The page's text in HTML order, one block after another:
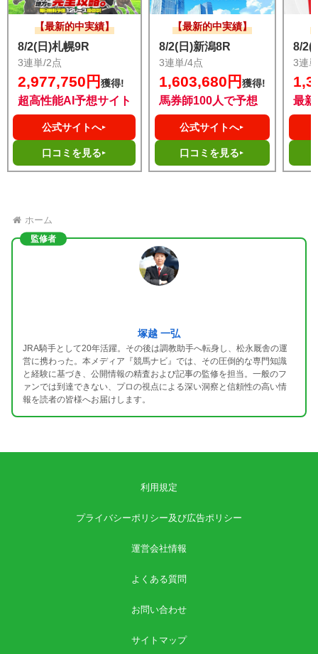
【最新的中実績】
8/2(日)札幌9R
3連単/2点
2,977,750円 獲得!
超高性能AI予想サイト
公式サイトへ
口コミを見る
【最新的中実績】
8/2(日)新潟8R
3連単/4点
1,603,680円 獲得!
馬券師100人で予想
公式サイトへ
口コミを見る
8/2(
3連
最
ホーム
監修者
塚越 一弘
JRA騎手として20年活躍。その後は調教助手へ転身し、松永厩舎の運
営に携わった。本メディア『競馬ナビ』では、その圧倒的な専門知識
と経験に基づき、公開情報の精査および記事の監修を担当。一般のフ
ァンでは到達できない、プロの視点による深い洞察と信頼性の高い情
報を読者の皆様へお届けします。
利用規定
プライバシーポリシー及び広告ポリシー
運営会社情報
よくある質問
お問い合わせ
サイトマップ